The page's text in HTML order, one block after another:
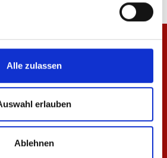
Alle zulassen
erlauben
Ablehnen